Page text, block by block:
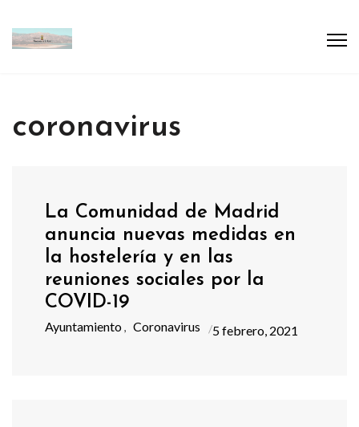
coronavirus
La Comunidad de Madrid
anuncia nuevas medidas en
la hostelería y en las
reuniones sociales por la
COVID-19
Ayuntamiento, Coronavirus 5 febrero, 2021